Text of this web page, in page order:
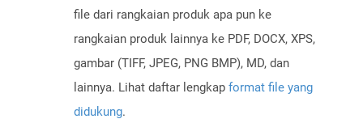
file dari rangkaian produk apa pun ke
rangkaian produk lainnya ke PDF, DOCX, XPS,
gambar (TIFF, JPEG, PNG BMP), MD, dan
lainnya. Lihat daftar lengkap format file yang
didukung.